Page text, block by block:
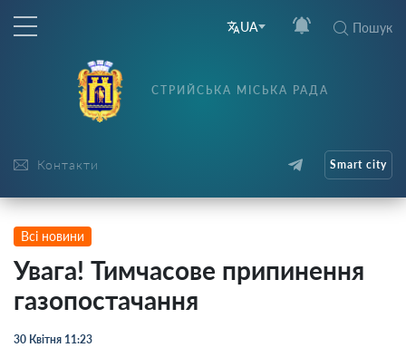
UA Пошук
Контакти
СТРИЙСЬКА МІСЬКА РАДА
Smart city
Всі новини
Увага! Тимчасове припинення
газопостачання
30 Квітня 11:23